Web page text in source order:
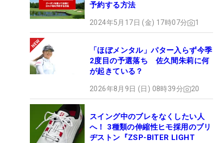
予約する方法
2024年5月17日 (金) 17時07分 1
「ほぼメンタル」パター入らず今季
2度目の予選落ち 佐久間朱莉に何
が起きている？
2026年8月9日 (日) 08時39分 20
スイング中のブレをなくしたい人
へ！ 3種類の伸縮性ヒモ採用のブリ
ヂストン『ZSP-BITER LIGHT